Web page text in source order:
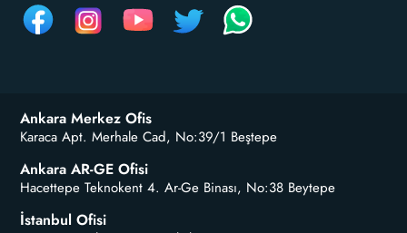
Ankara Merkez Ofis
Karaca Apt. Merhale Cad, No:39/1 Beştepe
Ankara AR-GE Ofisi
Hacettepe Teknokent 4. Ar-Ge Binası, No:38 Beytepe
İstanbul Ofisi